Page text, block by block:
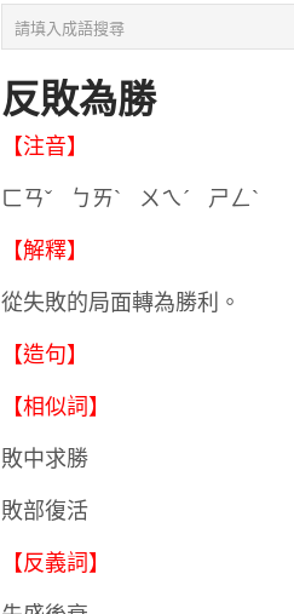
反敗為勝
【注音】
ㄈㄢˇ ㄅㄞˋ ㄨㄟˊ ㄕ
【解釋】
從失敗的局面轉為勝利。
【造句】
【相似詞】
敗中求勝
敗部復活
【反義詞】